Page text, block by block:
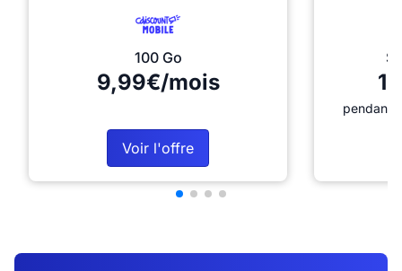
100 Go
9,99€/mois
Voir l'offre
pendant